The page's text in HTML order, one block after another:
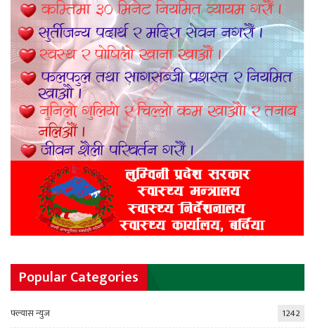
Popular Categories
फ्ल्यास न्युज
1242